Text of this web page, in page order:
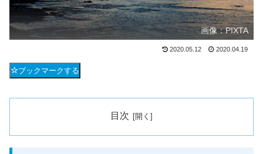
画像：PIXTA
2020.05.12 2020.04.19
ブックマークする
目次